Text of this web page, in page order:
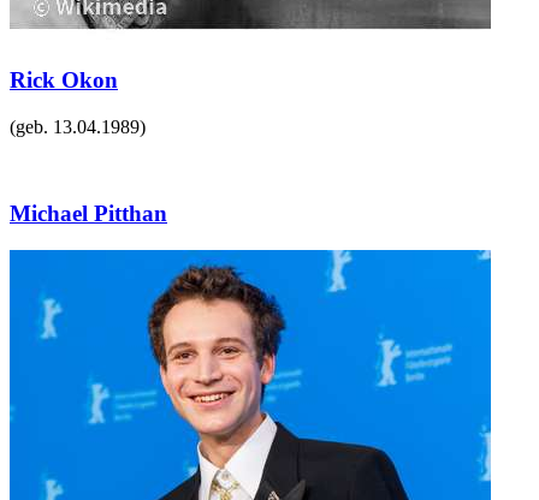
Rick Okon
(geb. 13.04.1989)
Michael Pitthan